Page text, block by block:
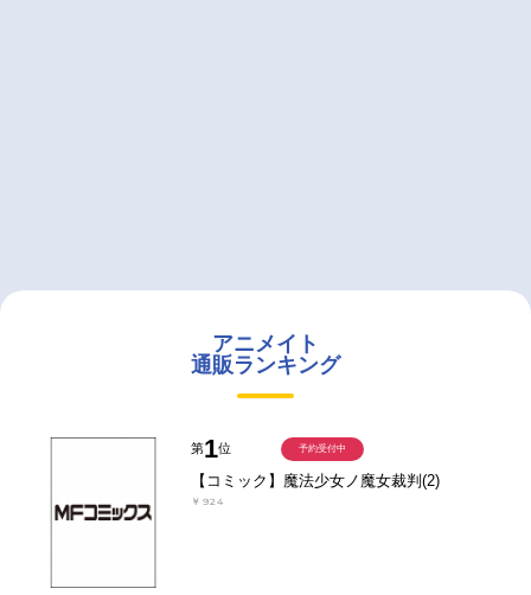
アニメイト
通販ランキング
第1位
【コミック】魔法少女ノ魔女裁判(2)
￥924
予約受付中